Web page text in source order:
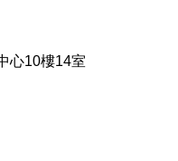
心10樓14室